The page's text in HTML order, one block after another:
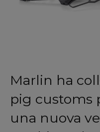
Marlin ha
pig customs
una nuova